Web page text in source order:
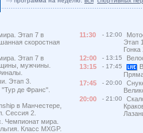
Этап 7 в
скоростная
Этап 7 в
мужчины.
Этап 3.
де Франс".
в Манчестере,
Сессия 2.
Чемпионат мира.
Класс MXGP.
11:30 - 12:00
Этап
Гонка
12:00
- 13:15
13:15
- 17:45
17:45
- 20:00
20:00
- 21:00